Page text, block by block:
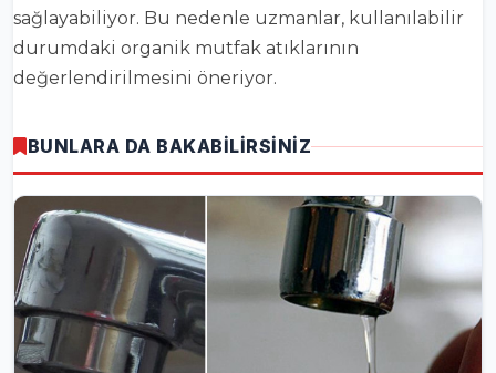
sağlayabiliyor. Bu nedenle uzmanlar, kullanılabilir
durumdaki organik mutfak atıklarının
değerlendirilmesini öneriyor.
BUNLARA DA BAKABİLİRSİNİZ